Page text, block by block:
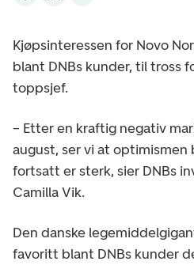
Kjøpsinteressen for Novo
blant DNBs kunder, til tross
toppsjef.
– Etter en kraftig negativ
august, ser vi at
fortsatt er sterk, sier DNBs
Camilla Vik.
Den danske
favoritt blant DNBs kunder